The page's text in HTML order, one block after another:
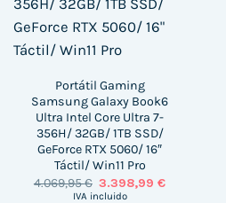
Portátil Gaming
Samsung Galaxy Book6
Ultra Intel Core Ultra 7-
356H/ 32GB/ 1TB SSD/
GeForce RTX 5060/ 16″
Táctil/ Win11 Pro
4.069,95€ El
precio
3.398,99€El
IVA incluido